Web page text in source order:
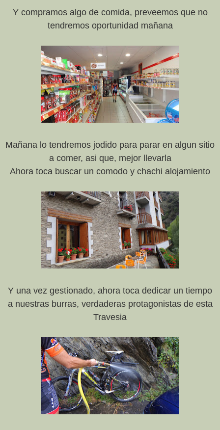
Y compramos algo de comida, preveemos que no
tendremos oportunidad mañana
Mañana lo tendremos jodido para parar en algun sitio
a comer, asi que, mejor llevarla
Ahora toca buscar un comodo y chachi alojamiento
Y una vez gestionado, ahora toca dedicar un tiempo
a nuestras burras, verdaderas protagonistas de esta
Travesia